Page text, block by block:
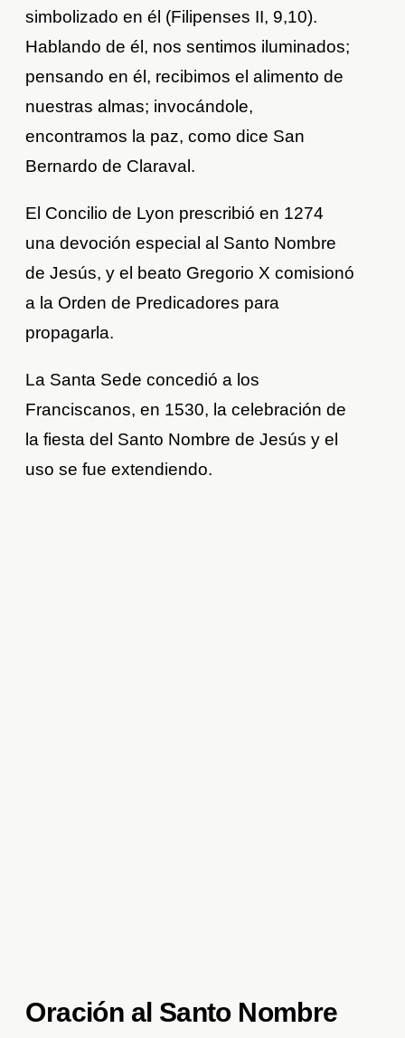
simbolizado en él (Filipenses II, 9,10).
Hablando de él, nos sentimos iluminados;
pensando en él, recibimos el alimento de
nuestras almas; invocándole,
encontramos la paz, como dice San
Bernardo de Claraval.
El Concilio de Lyon prescribió en 1274
una devoción especial al Santo Nombre
de Jesús, y el beato Gregorio X comisionó
a la Orden de Predicadores para
propagarla.
La Santa Sede concedió a los
Franciscanos, en 1530, la celebración de
la fiesta del Santo Nombre de Jesús y el
uso se fue extendiendo.
Oración al Santo Nombre